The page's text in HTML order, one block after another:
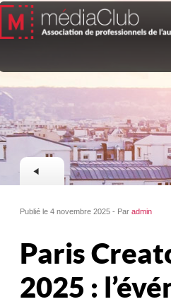
Publié le 4 novembre 2025 - Paradmin
Paris
2025 :